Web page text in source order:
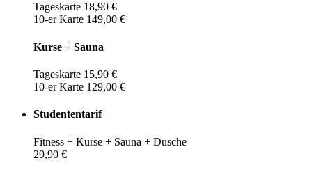
Tageskarte 18,90 €
10-er Karte 149,00 €
Kurse + Sauna
Tageskarte 15,90 €
10-er Karte 129,00 €
Studententarif
Fitness + Kurse + Sauna + Dusche
29,90 €